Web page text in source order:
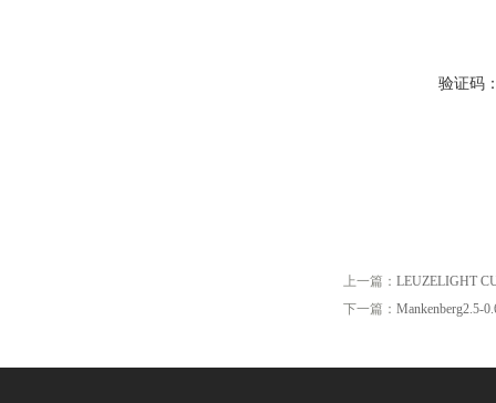
验证码
上一篇： LEUZELIGHT
下一篇： Mankenberg2.5-